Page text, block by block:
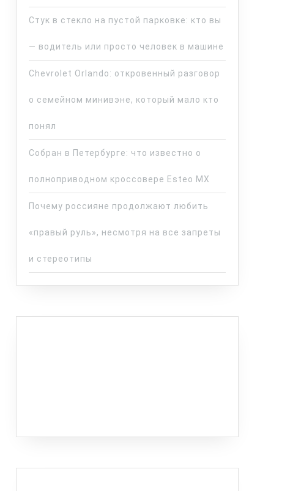
Стук в стекло на пустой парковке: кто вы
— водитель или просто человек в машине
Chevrolet Orlando: откровенный разговор
о семейном минивэне, который мало кто
понял
Собран в Петербурге: что известно о
полноприводном кроссовере Esteo MX
Почему россияне продолжают любить
«правый руль», несмотря на все запреты
и стереотипы